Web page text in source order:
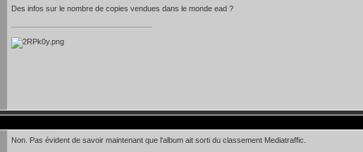
Des infos sur le nombre de copies vendues dans le monde ead ?
Non. Pas évident de savoir maintenant que l'album ait sorti du classement Mediatraffic.